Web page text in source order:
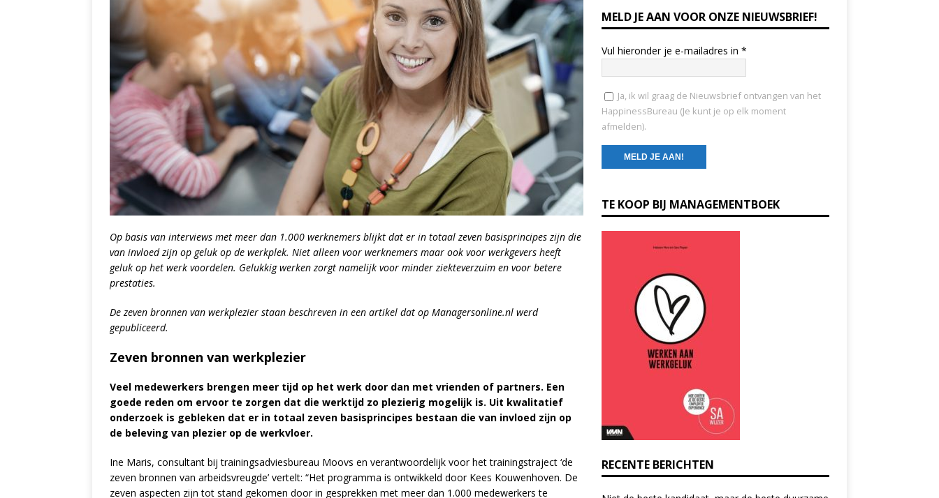
Op basis van interviews met meer dan 1.000 werknemers blijkt dat er in totaal zeven basisprincipes zijn die
van invloed zijn op geluk op de werkplek. Niet alleen voor werknemers maar ook voor werkgevers heeft
geluk op het werk voordelen. Gelukkig werken zorgt namelijk voor minder ziekteverzuim en voor betere
prestaties.
De zeven bronnen van werkplezier staan beschreven in een artikel dat op Managersonline.nl werd
gepubliceerd.
Zeven bronnen van werkplezier
Veel medewerkers brengen meer tijd op het werk door dan met vrienden of partners. Een
goede reden om ervoor te zorgen dat die werktijd zo plezierig mogelijk is. Uit kwalitatief
onderzoek is gebleken dat er in totaal zeven basisprincipes bestaan die van invloed zijn op
de beleving van plezier op de werkvloer.
Ine Maris, consultant bij trainingsadviesbureau Moovs en verantwoordelijk voor het trainingstraject ‘de
zeven bronnen van arbeidsvreugde’ vertelt: “Het programma is ontwikkeld door Kees Kouwenhoven. De
zeven aspecten zijn tot stand gekomen door in gesprekken met meer dan 1.000 medewerkers te
MELD JE AAN VOOR ONZE NIEUWSBRIEF!
Vul hieronder je e-mailadres in *
Ja, ik wil graag de Nieuwsbrief ontvangen van het
HappinessBureau (Je kunt je op elk moment
afmelden).
o
n
s
.
P
l
TE KOOP BIJ MANAGEMENTBOEK
RECENTE BERICHTEN